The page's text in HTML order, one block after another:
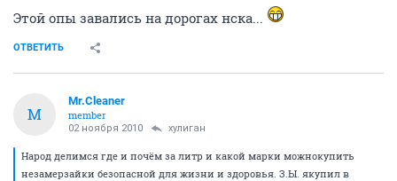
Этой опы завались на дорогах нска...
ОТВЕТИТЬ
M
Mr.Cleaner
member
02 ноября 2010 хулиган
Народ делимся где и почём за литр и какой марки можнокупить
незамерзайки безопасной для жизни и здоровья. З.Ы. якупил в